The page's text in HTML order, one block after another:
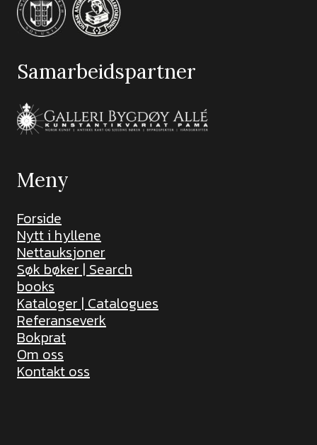
Samarbeidspartner
Meny
Forside
Nytt i hyllene
Nettauksjoner
Søk bøker | Search
books
Kataloger | Catalogues
Referanseverk
Bokprat
Om oss
Kontakt oss